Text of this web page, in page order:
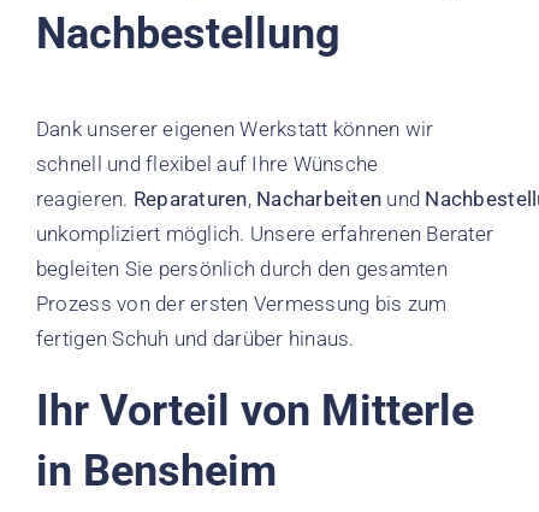
Nachbestellung
Dank unserer eigenen Werkstatt können wir
schnell und flexibel auf Ihre Wünsche
reagieren. Reparaturen, Nacharbeiten und
unkompliziert möglich. Unsere erfahrenen Berater
begleiten Sie persönlich durch den gesamten
Prozess von der ersten Vermessung bis zum
fertigen Schuh und darüber hinaus.
Ihr Vorteil von Mitterle
in Bensheim